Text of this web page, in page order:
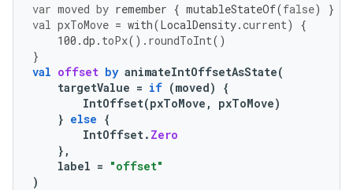
var moved by remember { mutableStateOf(false)
}
val pxToMove = with(LocalDensity.current)
{
100.dp . toPx(). roundToInt()
}
val offset by animateIntOffsetAsState(
targetValue = if (moved)
{
IntOffset(pxToMove , pxToMove)
} else {
IntOffset. Zero
},
label = "offset"
)